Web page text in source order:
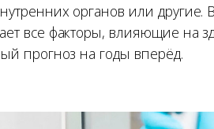
органов или другие.
все факторы, влияющие на
прогноз на годы вперёд.